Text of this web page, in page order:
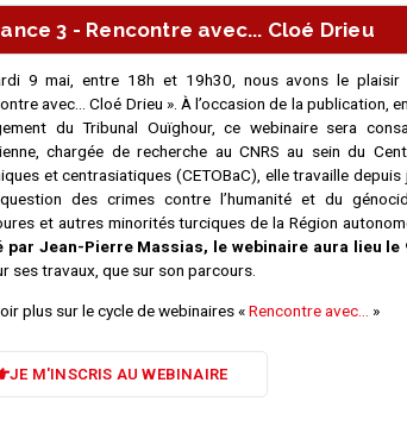
3 - Rencontre avec... Cloé Drieu
9 mai, entre 18h et 19h30, nous avons le plaisir
avec… Cloé Drieu ». À l’occasion de la publication,
du Tribunal Ouïghour, ce webinaire sera
chargée de recherche au CNRS au sein du
et centrasiatiques (CETOBaC), elle travaille
des crimes contre l’humanité et du
et autres minorités turciques de la Région
par Jean-Pierre Massias, le webinaire aura lieu le
ses travaux, que sur son parcours.
plus sur le cycle de webinaires «Rencontre avec… »
JE M'INSCRIS AU WEBINAIRE